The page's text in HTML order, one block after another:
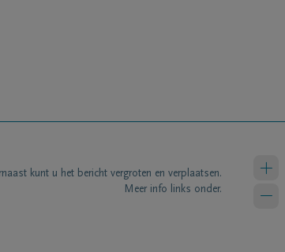
kunt u het bericht vergroten en verplaatsen.
Meer info links onder.